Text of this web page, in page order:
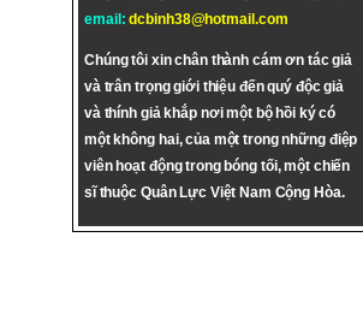
email:dcbinh38@hotmail.com
Chúng tôi xin chân thành cám ơn tác giả
và trân trọng giới thiệu đến quý độc giả
và thính giả khắp nơi một bộ hồi ký có
một không hai, của một trong những điệp
viên hoạt động trong bóng tối, một chiến
sĩ thuộc Quân Lực Việt Nam Cộng Hòa.